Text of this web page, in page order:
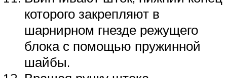
которого закрепляют в
шарнирном гнезде режущего
блока с помощью пружинной
шайбы.